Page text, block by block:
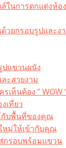
ในการตกแต่งห้อง
ยกรอบรูปและง
แขวนผนัง
ะสวยงาม
ห็นต้อง ” WOW
เที่ยว
กับพื้นที่ของคุณ
หม่ให้เข้ากับคุณ
กรอบพร้อมแขวน​